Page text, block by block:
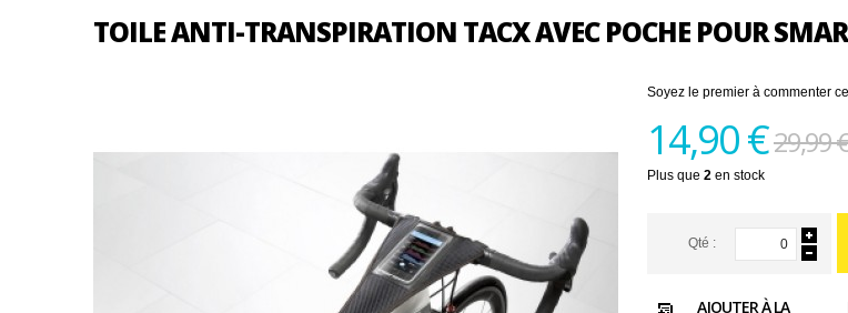
TOILE ANTI-TRANSPIRATION TACX AVEC POCHE POUR
Soyez le premier à commenter
14,90 €29,99 €
Plus que 2 en stock
Qté :
AJOUTER À LA